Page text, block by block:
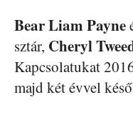
BearLiam Payne
sztár, Cheryl
Kapcsolatukat
majd két évvel